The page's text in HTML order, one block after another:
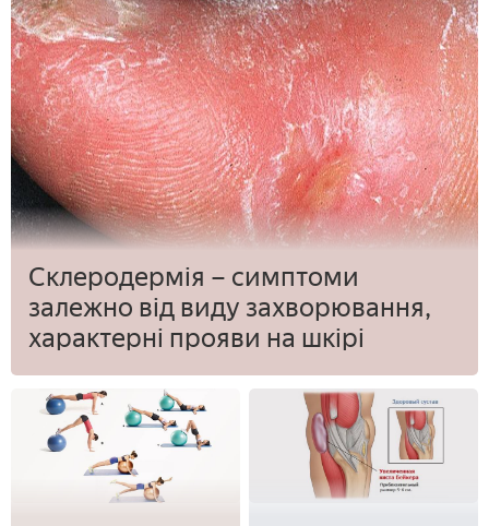
Склеродермія – симптоми
залежно від виду захворювання,
характерні прояви на шкірі